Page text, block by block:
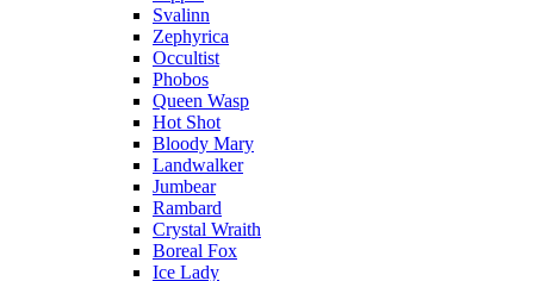
Svalinn
Zephyrica
Occultist
Phobos
Queen Wasp
Hot Shot
Bloody Mary
Landwalker
Jumbear
Rambard
Crystal Wraith
Boreal Fox
Ice Lady